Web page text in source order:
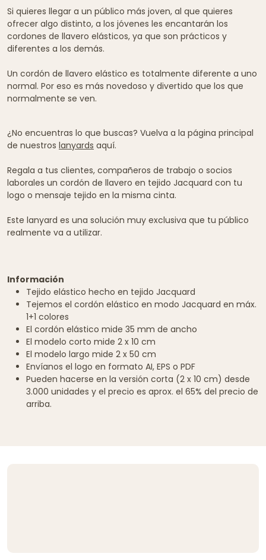
Si quieres llegar a un público más joven, al que quieres
ofrecer algo distinto, a los jóvenes les encantarán los
cordones de llavero elásticos, ya que son prácticos y
diferentes a los demás.
Un cordón de llavero elástico es totalmente diferente a uno
normal. Por eso es más novedoso y divertido que los que
normalmente se ven.
¿No encuentras lo que buscas? Vuelva a la página principal
de nuestros lanyards aquí.
Regala a tus clientes, compañeros de trabajo o socios
laborales un cordón de llavero en tejido Jacquard con tu
logo o mensaje tejido en la misma cinta.
Este lanyard es una solución muy exclusiva que tu público
realmente va a utilizar.
Información
Tejido elástico hecho en tejido Jacquard
Tejemos el cordón elástico en modo Jacquard en máx.
1+1 colores
El cordón elástico mide 35 mm de ancho
El modelo corto mide 2 x 10 cm
El modelo largo mide 2 x 50 cm
Envíanos el logo en formato AI, EPS o PDF
Pueden hacerse en la versión corta (2 x 10 cm) desde
3.000 unidades y el precio es aprox. el 65% del precio de
arriba.